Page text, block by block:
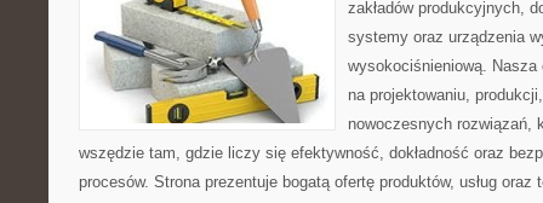
zakładów produkcyjnych,
systemy oraz urządzenia
wysokociśnieniową. Nasza
na projektowaniu,
nowoczesnych rozwiązań,
wszędzie tam, gdzie liczy się efektywność, dokładność oraz
procesów. Strona prezentuje bogatą ofertę produktów, usług oraz